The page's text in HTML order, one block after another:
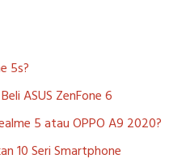
5s?
ASUS ZenFone 6
5 atau OPPO A9 2020?
10 Seri Smartphone